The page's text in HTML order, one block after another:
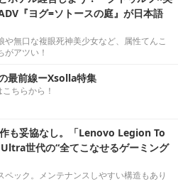
『ヨグ=ソトースの庭』が日本語
や無口な複眼死神美少女など、属性てんこ
がアツい！
最前線ーXsolla特集
ちらから！
も妥協なし。「Lenovo Legion To
世代の“全てこなせるゲーミング
ペック。メンテナンスしやすい構造もあり